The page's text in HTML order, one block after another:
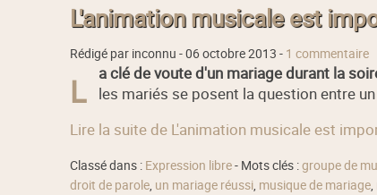
L'animation musicale est
Rédigé par inconnu -06 octobre 2013 - 1 commentaire
L a clé de voute d'un mariage durant la
les mariés se posent la question entre
Lire la suite de L'animation musicale est
Classé dans : Expression libre- Mots clés :groupe de
droit de parole, un mariage réussi, musique de mariage,